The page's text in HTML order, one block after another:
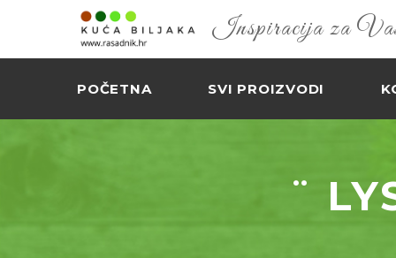
Inspiracija za
POČETNA SVI PROIZVODI
¨